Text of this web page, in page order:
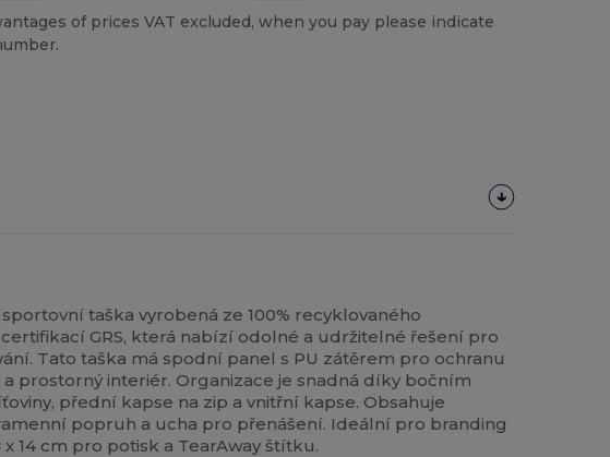
of prices VAT excluded, when you pay please indicate
taška vyrobená ze 100% recyklovaného
GRS, která nabízí odolné a udržitelné řešení pro
Tato taška má spodní panel s PU zátěrem pro ochranu
prostorný interiér. Organizace je snadná díky bočním
přední kapse na zip a vnitřní kapse. Obsahuje
popruh a ucha pro přenášení. Ideální pro branding
14 cm pro potisk a TearAway štítku.